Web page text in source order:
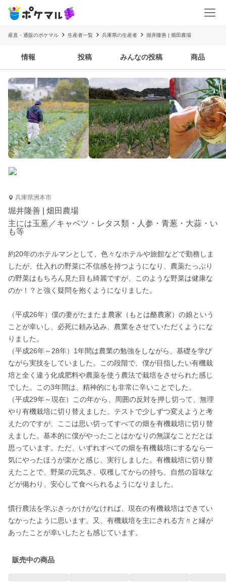
産直・通販のポケマル 生産者一覧 兵庫県の生産者 堀井隆善 | 畑田農場
情報 投稿 みんなの投稿 商品
兵庫県洲本市
堀井隆善 | 畑田農場
主には玉葱／キャベツ・レタス類・人参・青葱・大蒜・い
も等
約20年のホテルマンとして、色々なホテルや旅館などで勤務しま
したが、仕入れの野菜に不信感を持つようになり、農薬たっぷり
の野菜はもちろん見た目も綺麗ですが、このような野菜は健康な
のか！？と強く疑問を抱くようになりました。
（平成26年）僕の妻がたまたま農家（もとは酪農家）の娘という
ことが幸いし、必死に頼み込み、農業をさせていただくようにな
りました。
（平成26年～28年）1年間は農業の勉強をしながら、基礎を学び
ながら実技をしていました。この段階で、僕が目指したい有機栽
培と全く違う化成肥料や農薬を使う農法で栽培をさせられた感じ
でした。この3年間は、精神的にも非常に辛いことでした。
（平成29年～現在）この年から、周囲の反対を押し切って、無理
やり有機栽培に切り替えました。テストで少しずつ変えようと考
えたのですが、ここは思い切ってすべての畑を有機栽培に切り替
えました。基本的に僕がやったことはかなりの無謀なことだとは
思っています。ただ、いずれすべての畑を有機栽培にするなら一
気にやったほうが楽かと感じ、実行しました。有機栽培に切り替
えたことで、野菜の元気さ、収穫してからの持ち、自然の旨味な
どが備わり、安心して食べられるようになりました。
慣行農法を学ぶきっかけがなければ、現在の有機栽培はできてい
なかったように思います。又、有機栽培を主にされる方々と縁が
あったことが幸いしたとも感じています。
販売中の商品